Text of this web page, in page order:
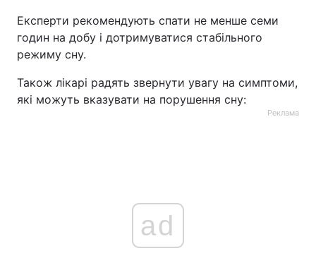
Експерти рекомендують спати не менше семи
годин на добу і дотримуватися стабільного
режиму сну.
Також лікарі радять звернути увагу на симптоми,
які можуть вказувати на порушення сну:
Реклама
ad